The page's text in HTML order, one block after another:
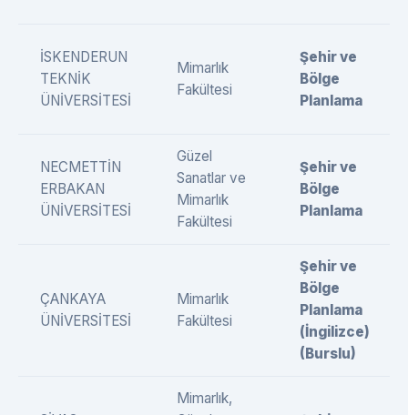
İSKENDERUN
TEKNİK
ÜNİVERSİTESİ
Mimarlık
Fakültesi
Şehir ve
Bölge
Planlama
NECMETTİN
ERBAKAN
ÜNİVERSİTESİ
Güzel
Sanatlar ve
Mimarlık
Fakültesi
Şehir ve
Bölge
Planlama
ÇANKAYA
ÜNİVERSİTESİ
Mimarlık
Fakültesi
Şehir ve
Bölge
Planlama
(İngilizce)
(Burslu)
Mimarlık,